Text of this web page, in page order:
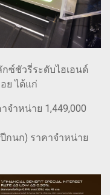
กซ์ชัวรี่ระดับไฮเอนด์
ย ได้แก่
าจำหน่าย 1,449,000
ปีกนก) ราคาจำหน่าย